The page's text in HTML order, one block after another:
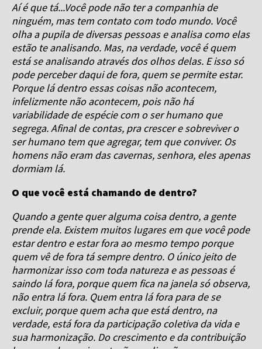
Aí é que tá...Você pode não ter a companhia de
ninguém, mas tem contato com todo mundo. Você
olha a pupila de diversas pessoas e analisa como elas
estão te analisando. Mas, na verdade, você é quem
está se analisando através dos olhos delas. E isso só
pode perceber daqui de fora, quem se permite estar.
Porque lá dentro essas coisas não acontecem,
infelizmente não acontecem, pois não há
variabilidade de espécie com o ser humano que
segrega. Afinal de contas, pra crescer e sobreviver o
ser humano tem que agregar, tem que conviver. Os
homens não eram das cavernas, senhora, eles apenas
dormiam lá.
O que você está chamando de dentro?
Quando a gente quer alguma coisa dentro, a gente
prende ela. Existem muitos lugares em que você pode
estar dentro e estar fora ao mesmo tempo porque
quem vê de fora tá sempre dentro. O único jeito de
harmonizar isso com toda natureza e as pessoas é
saindo lá fora, porque quem fica na janela só observa,
não entra lá fora. Quem entra lá fora para de se
excluir, porque quem acha que está dentro, na
verdade, está fora da participação coletiva da vida e
sua harmonização. Do crescimento e da contribuição